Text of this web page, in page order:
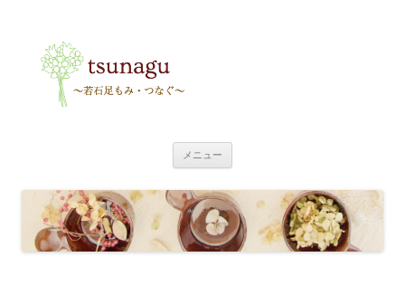
メニュー
ツ
へ
ス
キ
ッ